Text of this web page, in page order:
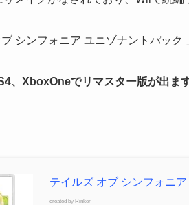
シンフォニア ユニゾナントパック
、XboxOneでリマスター版が出ま
テイルズ オブ シンフォニ
created by Rinker